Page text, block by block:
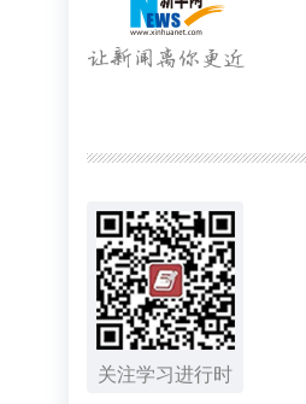
关注学习进行时